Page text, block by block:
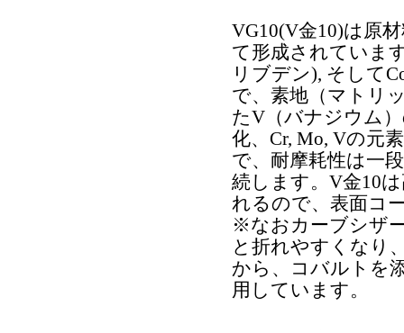
VG10(V金10)は原
て形成されていま
リブデン), そして
で、素地（マトリ
たV（バナジウム
化、Cr, Mo, Vの元
で、耐摩耗性は一
続します。V金10
れるので、表面コ
※なおカーブシザ
と折れやすくなり
から、コバルトを
用しています。